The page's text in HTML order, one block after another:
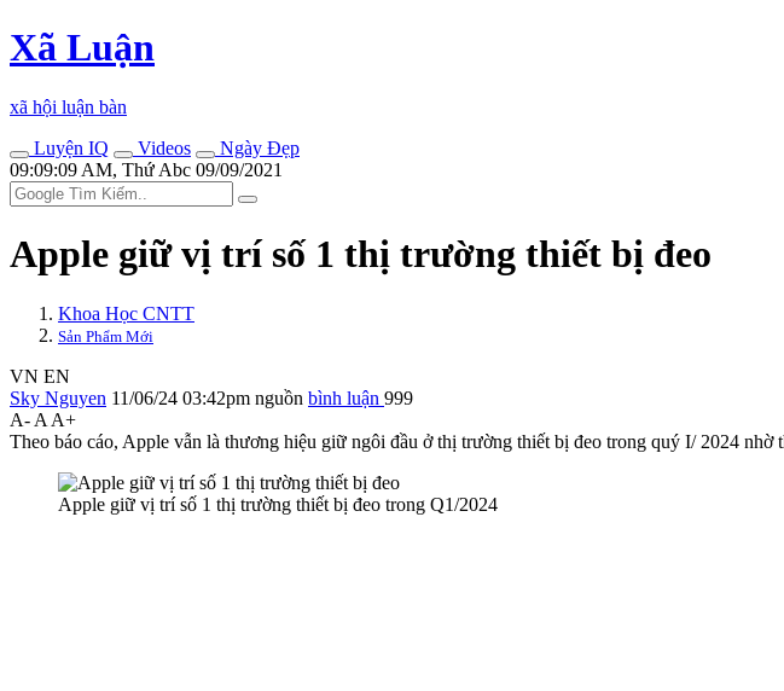
Xã Luận
xã hội luận bàn
Luyện IQ
Videos
Ngày Đẹp
09:09:09 AM, Thứ Abc 09/09/2021
Apple giữ vị trí số 1 thị trường thiết bị đeo
Khoa Học CNTT
Sản Phẩm Mới
VN EN
Sky Nguyen 11/06/24 03:42pm nguồn bình luận 999
A- A A+
Theo báo cáo, Apple vẫn là thương hiệu giữ ngôi đầu ở thị trường thiết bị đeo trong quý I/ 2024 nhờ
Apple giữ vị trí số 1 thị trường thiết bị đeo trong Q1/2024